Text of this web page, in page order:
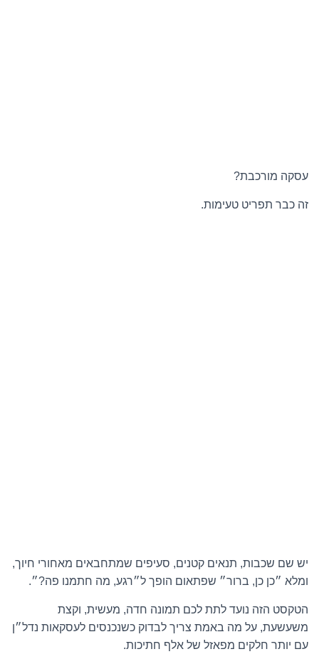
עסקה מורכבת?
זה כבר תפריט טעימות.
יש שם שכבות, תנאים קטנים, סעיפים שמתחבאים מאחורי חיוך,
ומלא ״כן כן, ברור״ שפתאום הופך ל״רגע, מה חתמנו פה?״.
הטקסט הזה נועד לתת לכם תמונה חדה, מעשית, וקצת
משעשעת, על מה באמת צריך לבדוק כשנכנסים לעסקאות נדל״ן
עם יותר חלקים מפאזל של אלף חתיכות.